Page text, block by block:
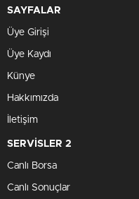
SAYFALAR
Üye Girişi
Üye Kaydı
Künye
Hakkımızda
İletişim
SERVİSLER 2
Canlı Borsa
Canlı Sonuçlar